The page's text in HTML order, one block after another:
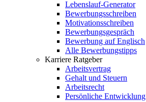
Lebenslauf-Generator
Bewerbungsschreiben
Motivationsschreiben
Bewerbungsgespräch
Bewerbung auf Englisch
Alle Bewerbungstipps
Karriere Ratgeber
Arbeitsvertrag
Gehalt und Steuern
Arbeitsrecht
Persönliche Entwicklung